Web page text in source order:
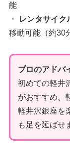
能
・
レンタサイク
移動可能（約30
プロのアドバ
初めての軽井
がおすすめ。
軽井沢銀座を
も足を延ばせ